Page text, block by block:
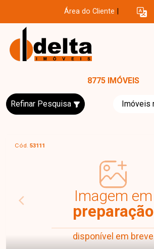
Área do Cliente
8775 IMÓVEIS
Refinar Pesquisa
Cód. 53111
Imagem em
preparação
disponível em breve